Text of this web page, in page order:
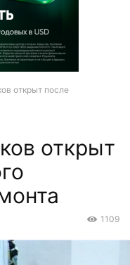
открыт после
открыт
1109